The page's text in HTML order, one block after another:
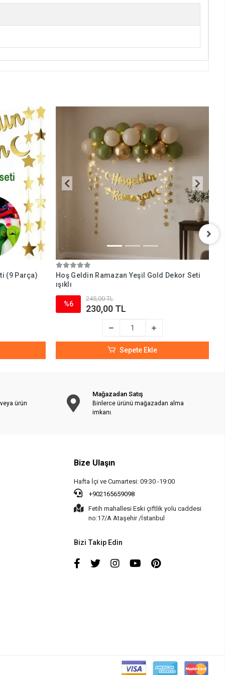
(9 Parça)
Hoş Geldin Ramazan Yeşil Gold Dekor Seti
ışıklı
%6
245,00 TL
230,00 TL
Sepete Ekle
ürün
Mağazadan Satış
Binlerce ürünü mağazadan alma
imkanı.
Bize Ulaşın
Hafta İçi ve Cumartesi: 09:30 -19:00
+902165659098
Fetih mahallesi Eski çiftlik yolu caddesi
no:17/A Ataşehir /İstanbul
Bizi Takip Edin